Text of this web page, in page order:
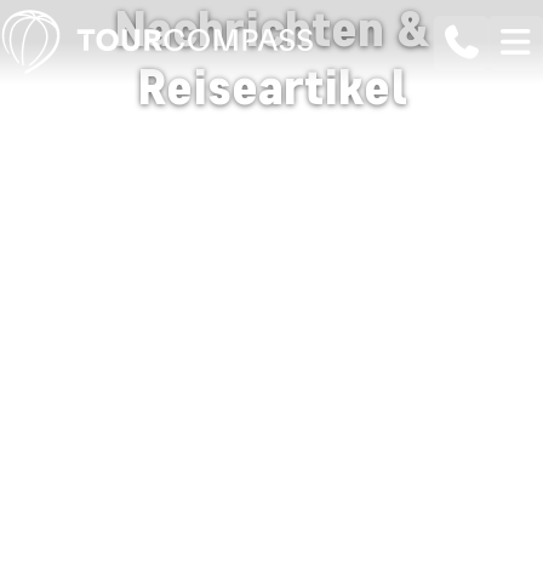
Nachrichten &
Reiseartikel